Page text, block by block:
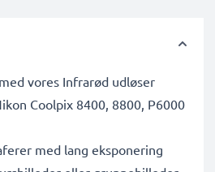
vores Infrarød udløser
Coolpix 8400, 8800, P6000
med lang eksponering